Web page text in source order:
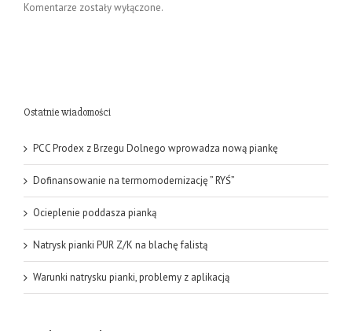
Komentarze zostały wyłączone.
Ostatnie wiadomości
PCC Prodex z Brzegu Dolnego wprowadza nową piankę
Dofinansowanie na termomodernizację ” RYŚ”
Ocieplenie poddasza pianką
Natrysk pianki PUR Z/K na blachę falistą
Warunki natrysku pianki, problemy z aplikacją